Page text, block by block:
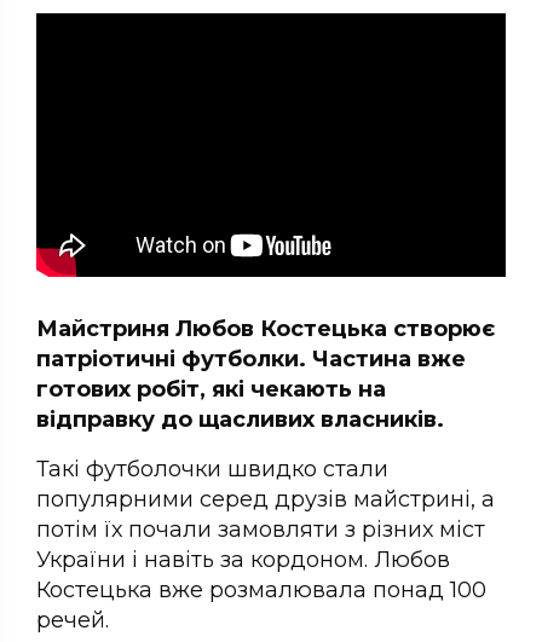
Майстриня Любов Костецька створює
патріотичні футболки. Частина вже
готових робіт, які чекають на
відправку до щасливих власників.
Такі футболочки швидко стали
популярними серед друзів майстрині, а
потім їх почали замовляти з різних міст
України і навіть за кордоном. Любов
Костецька вже розмалювала понад 100
речей.